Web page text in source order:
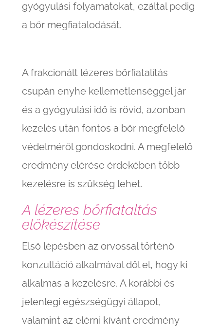
gyógyulási folyamatokat, ezáltal pedig
a bőr megfiatalodását.
A frakcionált lézeres bőrfiatalítás
csupán enyhe kellemetlenséggel jár
és a gyógyulási idő is rövid, azonban
kezelés után fontos a bőr megfelelő
védelméről gondoskodni. A megfelelő
eredmény elérése érdekében több
kezelésre is szükség lehet.
A lézeres bőrfiataltás
előkészítése
Első lépésben az orvossal történő
konzultáció alkalmával dől el, hogy ki
alkalmas a kezelésre. A korábbi és
jelenlegi egészségügyi állapot,
valamint az elérni kívánt eredmény